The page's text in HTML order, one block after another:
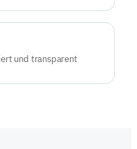
und transparent